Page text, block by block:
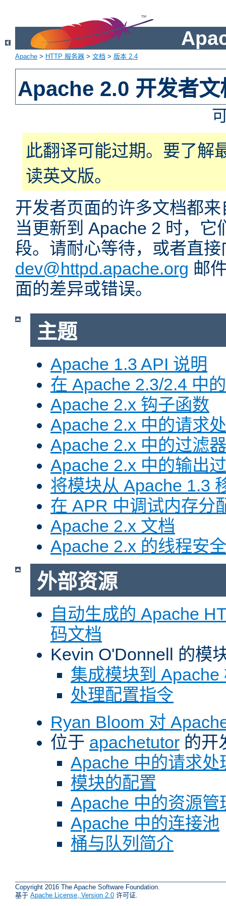
Apache > HTTP 服务器 > 文档 > 版本 2.4
Apache 2.0 开发者文
此翻译可能过期。要了解
读英文版。
开发者页面的许多文档都
当更新到 Apache 2 时，它
段。请耐心等待，或者直接
dev@httpd.apache.org 邮
面的差异或错误。
主题
Apache 1.3 API 说明
在 Apache 2.3/2.4 中
Apache 2.x 钩子函数
Apache 2.x 中的请求
Apache 2.x 中的过滤器
Apache 2.x 中的输出
将模块从 Apache 1.3
在 APR 中调试内存分
Apache 2.x 文档
Apache 2.x 的线程安
外部资源
自动生成的 Apache
码文档
Kevin O'Donnell 的模
集成模块到 Apache
处理配置指令
Ryan Bloom 对
位于 apachetutor 的开
Apache 中的请求处
模块的配置
Apache 中的资源管
Apache 中的连接池
桶与队列简介
Copyright 2016 The Apache Software Foundation.
基于 Apache License, Version 2.0 许可证.